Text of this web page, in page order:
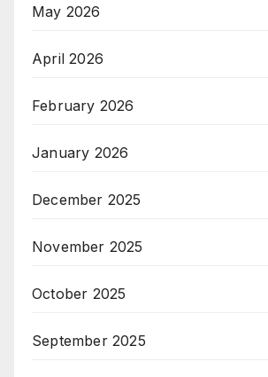
May 2026
April 2026
February 2026
January 2026
December 2025
November 2025
October 2025
September 2025